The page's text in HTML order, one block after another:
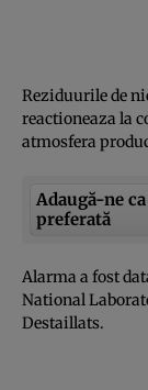
Reziduurile de
reactioneaza la
atmosfera
Adaugă-ne
preferată
Alarma a fost
National
Destaillats.